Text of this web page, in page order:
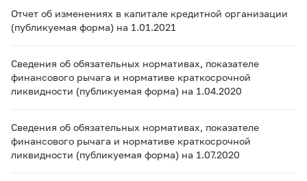
Отчет об изменениях в капитале кредитной организации
(публикуемая форма) на 1.01.2021
Сведения об обязательных нормативах, показателе
финансового рычага и нормативе краткосрочной
ликвидности (публикуемая форма) на 1.04.2020
Сведения об обязательных нормативах, показателе
финансового рычага и нормативе краткосрочной
ликвидности (публикуемая форма) на 1.07.2020